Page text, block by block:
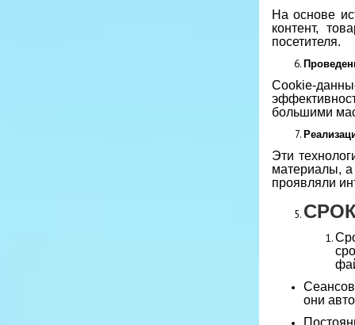
На основе
контент,
посетителя.
Cookie-
большими
Эти
материалы, а
проявляли
они